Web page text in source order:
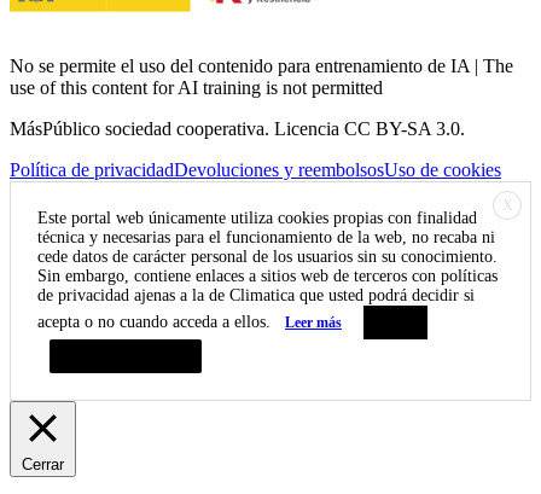
No se permite el uso del contenido para entrenamiento de IA | The
use of this content for AI training is not permitted
MásPúblico sociedad cooperativa. Licencia CC BY-SA 3.0.
Política de privacidadDevoluciones y reembolsosUso de cookies
X
Este portal web únicamente utiliza cookies propias con finalidad
técnica y necesarias para el funcionamiento de la web, no recaba ni
cede datos de carácter personal de los usuarios sin su conocimiento.
Sin embargo, contiene enlaces a sitios web de terceros con políticas
de privacidad ajenas a la de Climatica que usted podrá decidir si
acepta o no cuando acceda a ellos.
Leer más
Cerrar